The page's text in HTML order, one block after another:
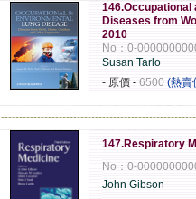
146.Occupational
Diseases from
2010
No：0-
Susan Tarlo
- 原價 - 6500 (熱賣
147.Respiratory
No：0-
John Gibson